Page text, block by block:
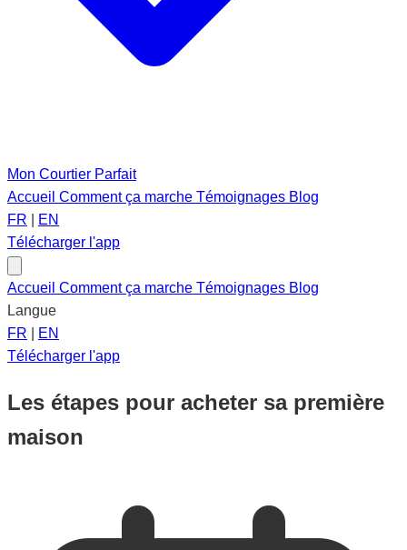
Mon Courtier Parfait
Accueil Comment ça marche Témoignages Blog
FR
EN
Télécharger l'app
Accueil Comment ça marche Témoignages Blog
Langue
FR
EN
Télécharger l'app
Les étapes pour acheter sa première
maison